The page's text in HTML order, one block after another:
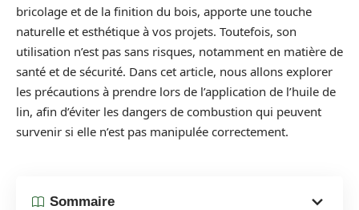
bricolage et de la finition du bois, apporte une touche
naturelle et esthétique à vos projets. Toutefois, son
utilisation n’est pas sans risques, notamment en matière de
santé et de sécurité. Dans cet article, nous allons explorer
les précautions à prendre lors de l’application de l’huile de
lin, afin d’éviter les dangers de combustion qui peuvent
survenir si elle n’est pas manipulée correctement.
Sommaire